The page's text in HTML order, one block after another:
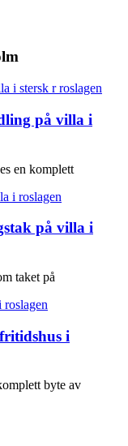
på villa i
en komplett
på villa i
taket på
i
byte av